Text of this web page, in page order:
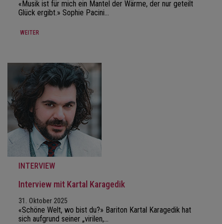
«Musik ist für mich ein Mantel der Wärme, der nur geteilt
Glück ergibt.» Sophie Pacini…
WEITER
INTERVIEW
Interview mit Kartal Karagedik
31. Oktober 2025
«Schöne Welt, wo bist du?» Bariton Kartal Karagedik hat
sich aufgrund seiner „virilen,…